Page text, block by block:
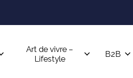
Art de vivre –
Lifestyle
B2B